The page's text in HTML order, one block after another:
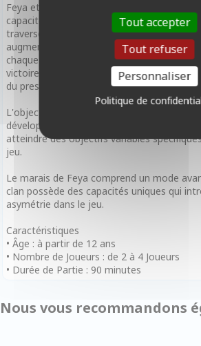
Feya et la construction de nouvelles
capacités de votre clan. Certaines actions
traverser le marais, comme améliorer
augmente la vitesse de votre bateau) ;
chaque clan contribue au poisson pour
victoire ; ou construire de nouveaux lieux
du prestige aux petites îles qui se forment
L'objectif principal est de devenir le clan
développement de Feya. Pour y parvenir,
atteindre des objectifs variables
jeu.
Le marais de Feya comprend un mode
clan possède des capacités uniques qui
asymétrie dans le jeu.
Caractéristiques
• Âge : à partir de 12 ans
• Nombre de Joueurs : de 2 à 4 Joueurs
• Durée de Partie : 90 minutes
Nous vous recommandons
Tout accepter
Tout refuser
Personnaliser
Politique de